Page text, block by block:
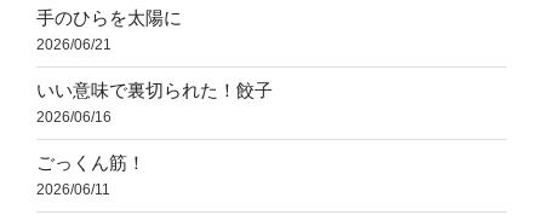
手のひらを太陽に
2026/06/21
いい意味で裏切られた！餃子
2026/06/16
ごっくん筋！
2026/06/11